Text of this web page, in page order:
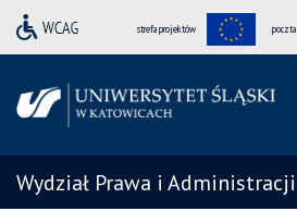
strefa projektów poczta
Wydział Prawa i Administracji